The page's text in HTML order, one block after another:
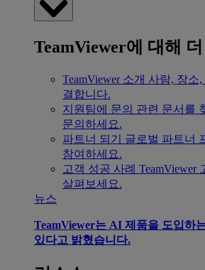
TeamViewer에 대해 더
TeamViewer 소개 사람, 장소
결합니다.
지원팀에 문의 관련 문서를
문의하세요.
파트너 되기
글로벌 파트너
참여하세요.
고객 성공 사례 TeamViewer
살펴보세요.
뉴스
TeamViewer는 AI 제품을 도입하
있다고 밝혔습니다.